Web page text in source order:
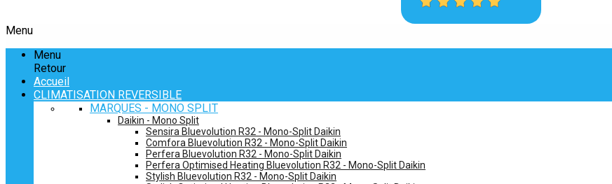
Menu
Menu
Retour
Accueil
CLIMATISATION REVERSIBLE
MARQUES - MONO SPLIT
Daikin - Mono Split
Sensira Bluevolution R32 - Mono-Split Daikin
Comfora Bluevolution R32 - Mono-Split Daikin
Perfera Bluevolution R32 - Mono-Split Daikin
Perfera Optimised Heating Bluevolution R32 - Mono-Split Daikin
Stylish Bluevolution R32 - Mono-Split Daikin